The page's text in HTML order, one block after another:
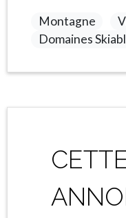
Montagne
Domaines